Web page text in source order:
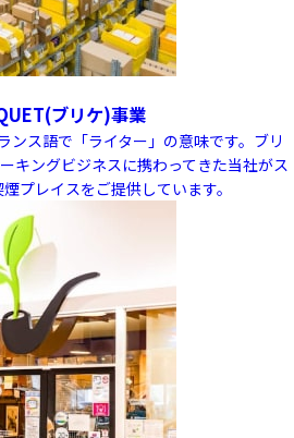
ブリケ)事業
ンス語で「ライター」の意味です。ブリ
キングビジネスに携わってきた当社がス
プレイスをご提供しています。